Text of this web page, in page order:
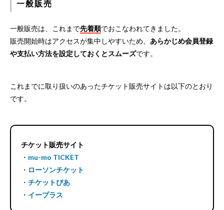
一般販売
一般販売は、これまで先着順でおこなわれてきました。
販売開始時はアクセスが集中しやすいため、 あらかじめ会員登録
や支払い方法を設定しておくとスムーズです。
これまでに取り扱いのあったチケット販売サイトは以下のとおり
です。
チケット販売サイト
・ mu-mo TICKET
・ ローソンチケット
・ チケットぴあ
・ イープラス